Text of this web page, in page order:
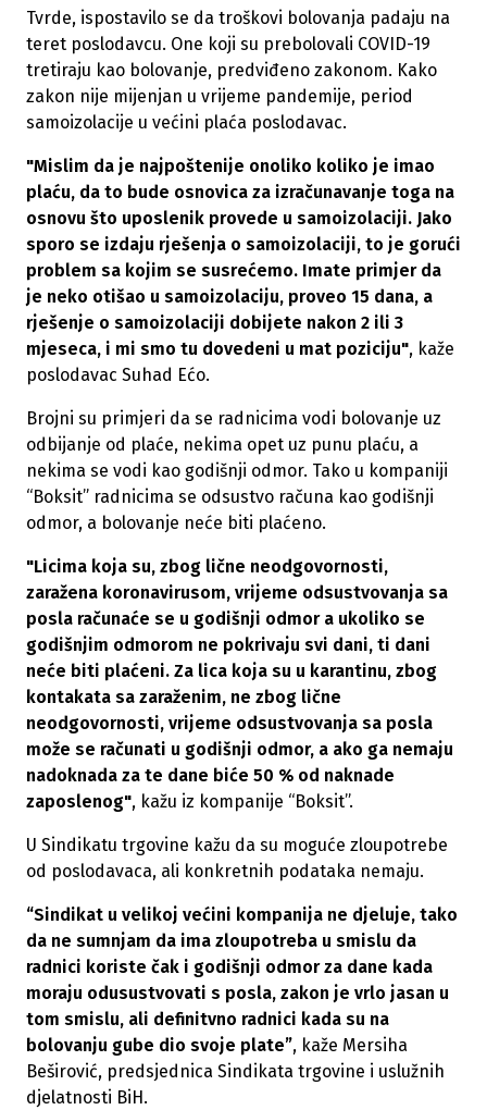
Tvrde, ispostavilo se da troškovi bolovanja padaju na
teret poslodavcu. One koji su prebolovali COVID-19
tretiraju kao bolovanje, predviđeno zakonom. Kako
zakon nije mijenjan u vrijeme pandemije, period
samoizolacije u većini plaća poslodavac.
"Mislim da je najpoštenije onoliko koliko je imao
plaću, da to bude osnovica za izračunavanje toga na
osnovu što uposlenik provede u samoizolaciji. Jako
sporo se izdaju rješenja o samoizolaciji, to je gorući
problem sa kojim se susrećemo. Imate primjer da
je neko otišao u samoizolaciju, proveo 15 dana, a
rješenje o samoizolaciji dobijete nakon 2 ili 3
mjeseca, i mi smo tu dovedeni u mat poziciju", kaže
poslodavac Suhad Ećo.
Brojni su primjeri da se radnicima vodi bolovanje uz
odbijanje od plaće, nekima opet uz punu plaću, a
nekima se vodi kao godišnji odmor. Tako u kompaniji
“Boksit” radnicima se odsustvo računa kao godišnji
odmor, a bolovanje neće biti plaćeno.
"Licima koja su, zbog lične neodgovornosti,
zaražena koronavirusom, vrijeme odsustvovanja sa
posla računaće se u godišnji odmor a ukoliko se
godišnjim odmorom ne pokrivaju svi dani, ti dani
neće biti plaćeni. Za lica koja su u karantinu, zbog
kontakata sa zaraženim, ne zbog lične
neodgovornosti, vrijeme odsustvovanja sa posla
može se računati u godišnji odmor, a ako ga nemaju
nadoknada za te dane biće 50 % od naknade
zaposlenog", kažu iz kompanije “Boksit”.
U Sindikatu trgovine kažu da su moguće zloupotrebe
od poslodavaca, ali konkretnih podataka nemaju.
“Sindikat u velikoj većini kompanija ne djeluje, tako
da ne sumnjam da ima zloupotreba u smislu da
radnici koriste čak i godišnji odmor za dane kada
moraju odusustvovati s posla, zakon je vrlo jasan u
tom smislu, ali definitvno radnici kada su na
bolovanju gube dio svoje plate”, kaže Mersiha
Beširović, predsjednica Sindikata trgovine i uslužnih
djelatnosti BiH.